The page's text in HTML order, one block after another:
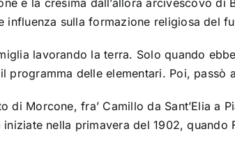
e la cresima dall’alloraarcivescovo di
influenza sulla formazione religiosa del
lavorando la terra. Solo quando
delle elementari. Poi, passò
di Morcone, fra’ Camillo da Sant’Elia a
iniziate nella primavera del1902, quando